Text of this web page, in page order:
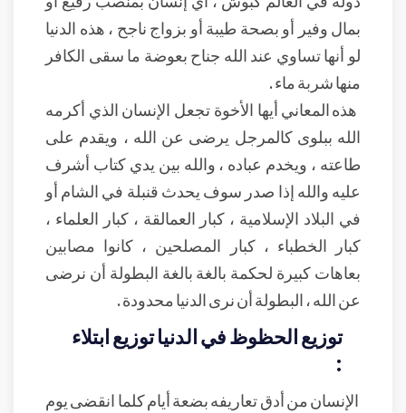
بمال وفير أو بصحة طيبة أو بزواج ناجح ، هذه الدنيا
لو أنها تساوي عند الله جناح بعوضة ما سقى الكافر
منها شربة ماء .
هذه المعاني أيها الأخوة تجعل الإنسان الذي أكرمه
الله ببلوى كالمرجل يرضى عن الله ، ويقدم على
طاعته ، ويخدم عباده ، والله بين يدي كتاب أشرف
عليه والله إذا صدر سوف يحدث قنبلة في الشام أو
في البلاد الإسلامية ، كبار العمالقة ، كبار العلماء ،
كبار الخطباء ، كبار المصلحين ، كانوا مصابين
بعاهات كبيرة لحكمة بالغة بالغة البطولة أن نرضى
عن الله ، البطولة أن نرى الدنيا محدودة .
توزيع الحظوظ في الدنيا توزيع ابتلاء
:
الإنسان من أدق تعاريفه بضعة أيام كلما انقضى يوم